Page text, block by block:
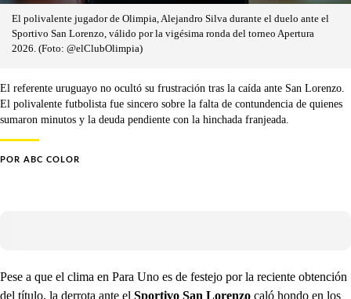
El polivalente jugador de Olimpia, Alejandro Silva durante el duelo ante el
Sportivo San Lorenzo, válido por la vigésima ronda del torneo Apertura
2026. (Foto: @elClubOlimpia)
El referente uruguayo no ocultó su frustración tras la caída ante San Lorenzo.
El polivalente futbolista fue sincero sobre la falta de contundencia de quienes
sumaron minutos y la deuda pendiente con la hinchada franjeada.
POR ABC COLOR
Pese a que el clima en Para Uno es de festejo por la reciente obtención
del título, la derrota ante el Sportivo San Lorenzo caló hondo en los